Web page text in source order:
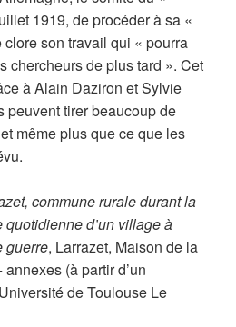
1919, de procéder à sa «
son travail qui « pourra
chercheurs de plus tard ». Cet
à Alain Daziron et Sylvie
peuvent tirer beaucoup de
même plus que ce que les
commune rurale durant la
d’un village à
guerre, Larrazet, Maison de la
(à partir d’un
de Toulouse Le